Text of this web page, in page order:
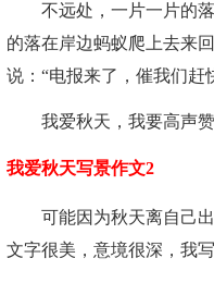
不远处，一片一片的
的落在岸边蚂蚁爬上去来
说：“电报来了，催我们赶
我爱秋天，我要高声赞
我爱秋天写景作文2
可能因为秋天离自己
文字很美，意境很深，我